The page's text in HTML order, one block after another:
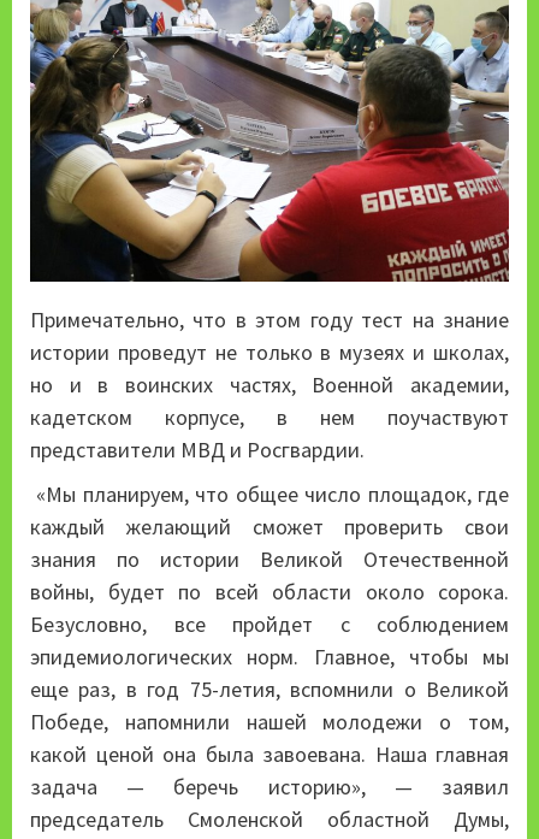
Примечательно, что в этом году тест на знание
истории проведут не только в музеях и школах,
но и в воинских частях, Военной академии,
кадетском корпусе, в нем поучаствуют
представители МВД и Росгвардии.
«Мы планируем, что общее число площадок, где
каждый желающий сможет проверить свои
знания по истории Великой Отечественной
войны, будет по всей области около сорока.
Безусловно, все пройдет с соблюдением
эпидемиологических норм. Главное, чтобы мы
еще раз, в год 75-летия, вспомнили о Великой
Победе, напомнили нашей молодежи о том,
какой ценой она была завоевана. Наша главная
задача — беречь историю», — заявил
председатель Смоленской областной Думы,